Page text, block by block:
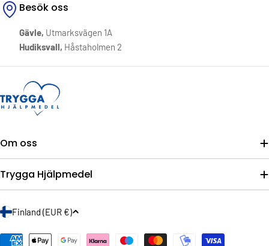
Besök oss
Gävle, Utmarksvägen 1A
Hudiksvall, Håstaholmen 2
Om oss
Trygga Hjälpmedel
L
Finland (EUR €)
Betalningsmetoder